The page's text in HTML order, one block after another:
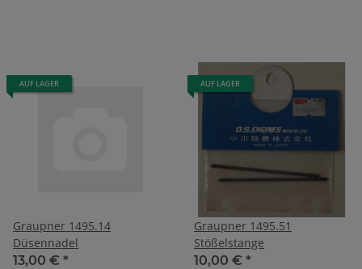
AUF LAGER
Graupner 1495.14
Düsennadel
13,00 € *
AUF LAGER
Graupner 1495.51
Stößelstange
10,00 € *